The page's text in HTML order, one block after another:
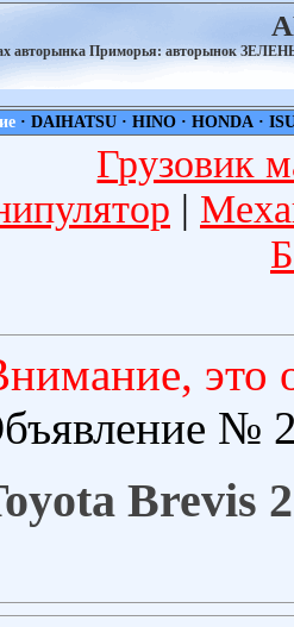
авторынка Приморья: авторынок
·DAIHATSU ·HINO ·HONDA ·
Грузовик
|
это
№
Brevis